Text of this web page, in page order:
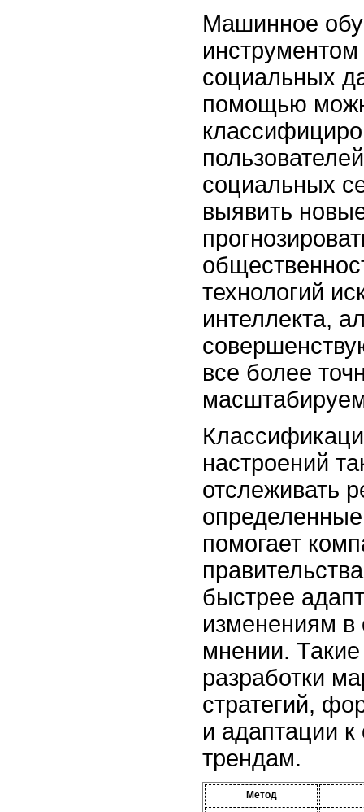
Машинное
социальных
помощью
социальных
выявить
технологий
интеллекта,
все более
настроений
отслеживать
помогает
быстрее
изменениям
мнении.
разработки
стратегий,
и адаптации
трендам.
Метод